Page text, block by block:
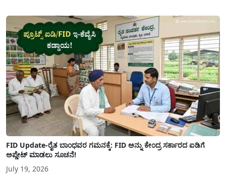
FID Update-ರೈತ ಬಾಂಧವರ ಗಮನಕ್ಕೆ: FID ಅನ್ನು ಕೇಂದ್ರ ಸರ್ಕಾರದ ಐಡಿಗೆ
ಅಪ್ಡೇಟ್ ಮಾಡಲು ಸೂಚನೆ!
July 19, 2026